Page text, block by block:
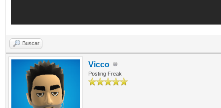
Buscar
Vicco
Posting Freak